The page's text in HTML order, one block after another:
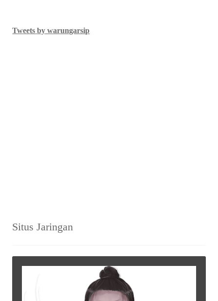
Tweets by warungarsip
Situs Jaringan